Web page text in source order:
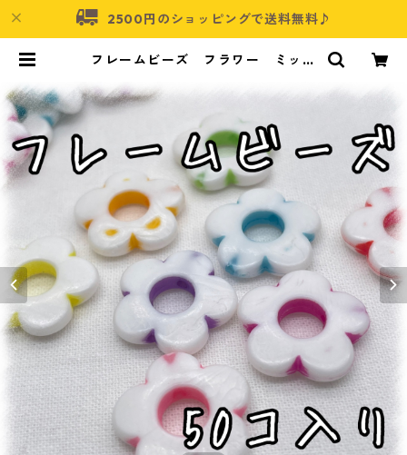
2500円のショッピングで送料無料♪
フレームビーズ フラワー ミック
セサリーパーツショップ・可愛いハ
ンドメイドパーツ通販 | ネムネコ